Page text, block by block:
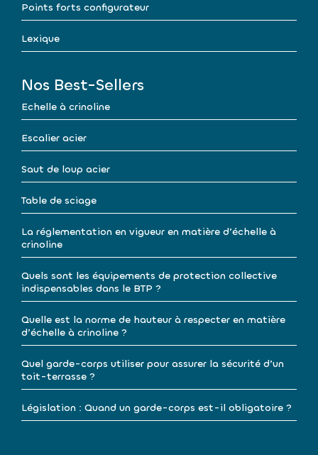
Points forts configurateur
Lexique
Nos Best-Sellers
Echelle à crinoline
Escalier acier
Saut de loup acier
Table de sciage
La réglementation en vigueur en matière d’échelle à
crinoline
Quels sont les équipements de protection collective
indispensables dans le BTP ?
Quelle est la norme de hauteur à respecter en matière
d’échelle à crinoline ?
Quel garde-corps utiliser pour assurer la sécurité d’un
toit-terrasse ?
Législation : Quand un garde-corps est-il obligatoire ?